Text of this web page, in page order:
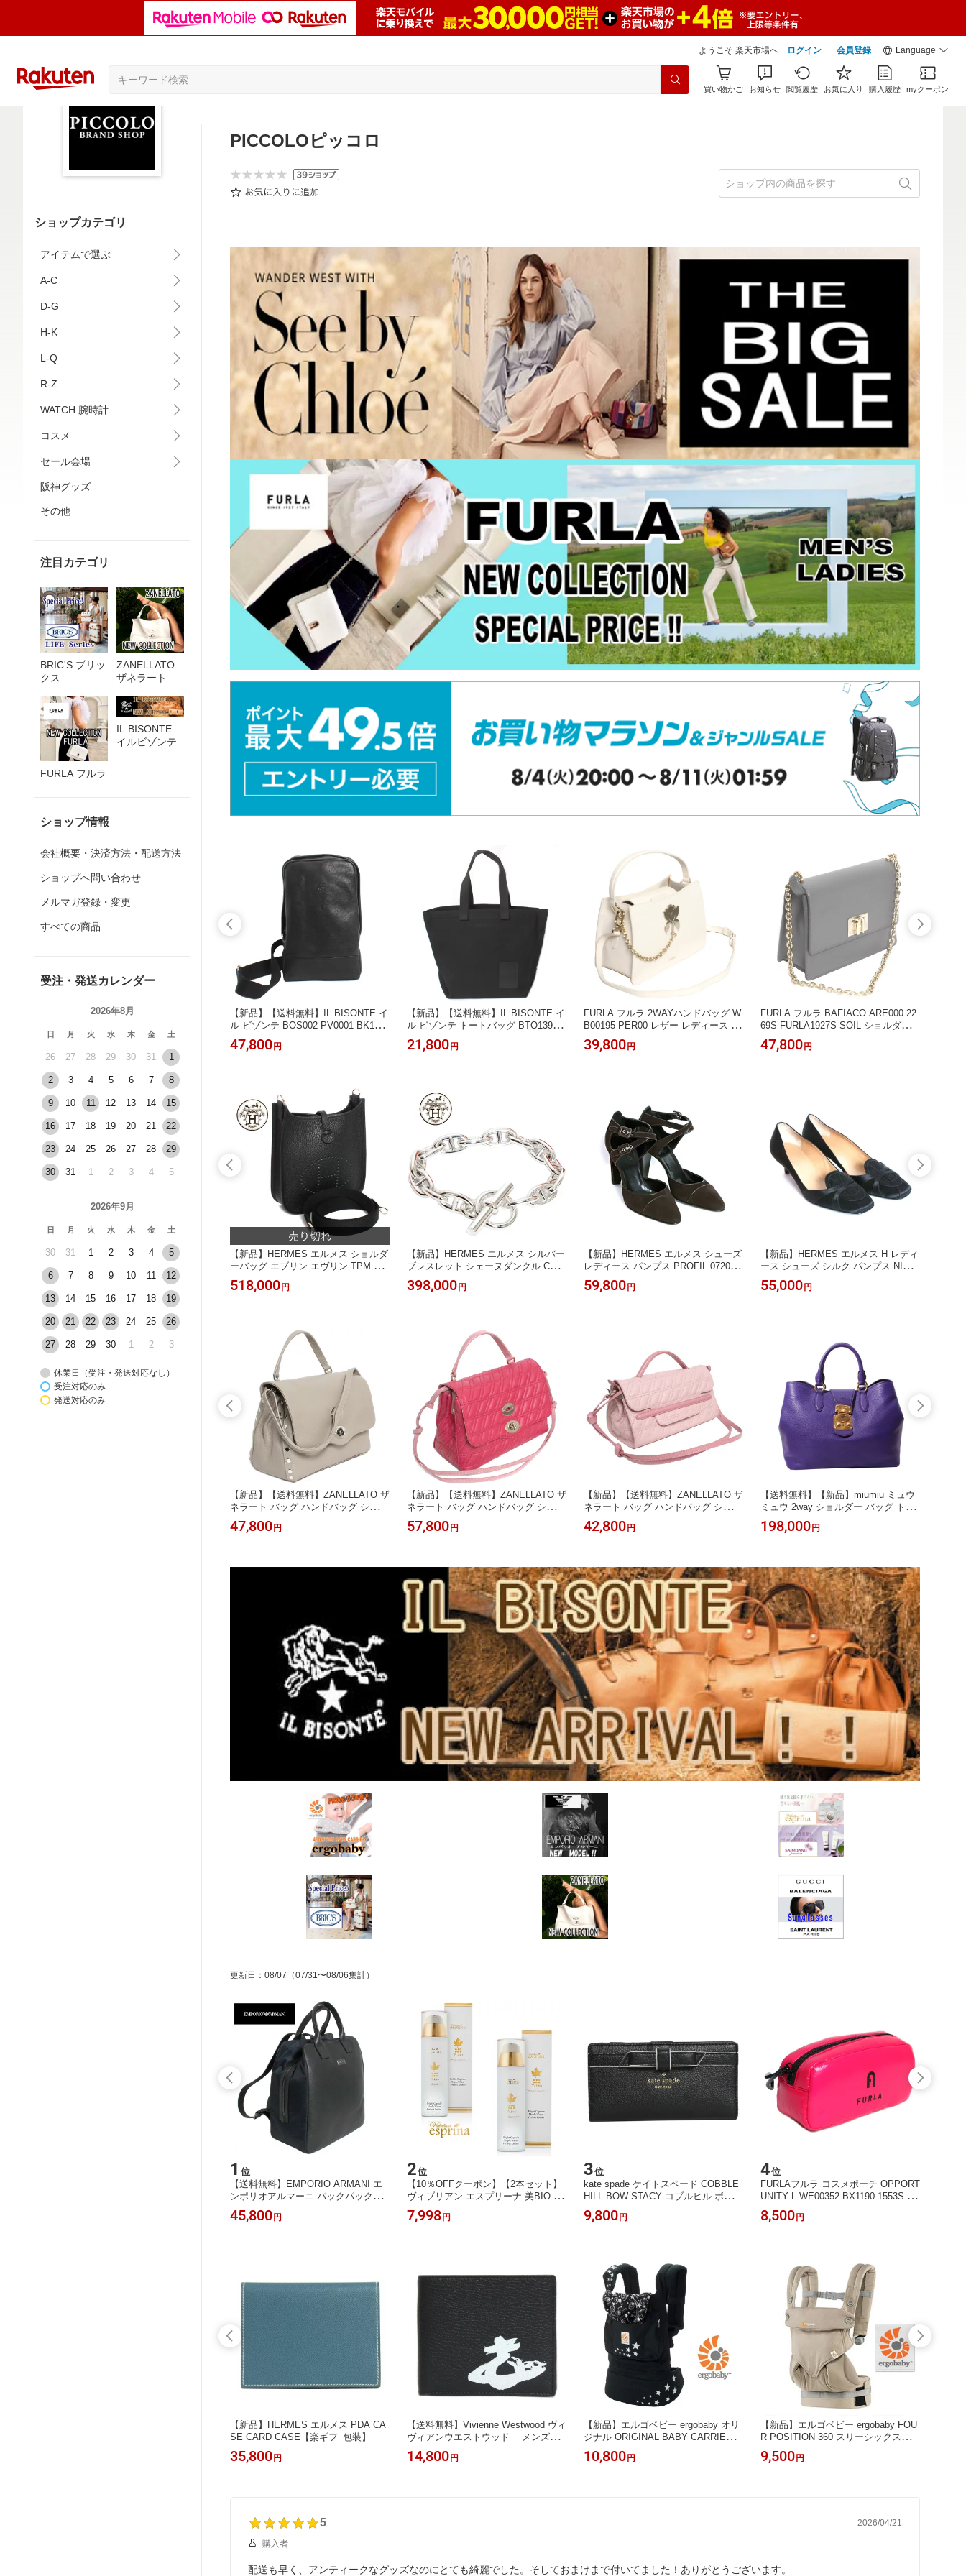
ようこそ 楽天市場へ ログイン 会員登録 Language
買い物かご お知らせ 閲覧履歴 お気に入り 購入履歴 myクーポン
ショップカテゴリ
アイテムで選ぶ
A-C
D-G
H-K
L-Q
R-Z
WATCH 腕時計
コスメ
セール会場
阪神グッズ
その他
注目カテゴリ
BRIC'S ブリッ
クス
ZANELLATO
ザネラート
FURLA フルラ
IL BISONTE
イルビゾンテ
ショップ情報
会社概要・決済方法・配送方法
ショップへ問い合わせ
メルマガ登録・変更
すべての商品
受注・発送カレンダー
2026年8月
日 月 火 水 木 金 土
26 27 28 29 30 31 1
2 3 4 5 6 7 8
9 10 11 12 13 14 15
16 17 18 19 20 21 22
23 24 25 26 27 28 29
30 31 1 2 3 4 5
2026年9月
日 月 火 水 木 金 土
30 31 1 2 3 4 5
6 7 8 9 10 11 12
13 14 15 16 17 18 19
20 21 22 23 24 25 26
27 28 29 30 1 2 3
休業日（受注・発送対応なし）
受注対応のみ
発送対応のみ
PICCOLOピッコロ
FURLA フルラ ショルダーバッグ ミ
196 TM100 レディース
14,800
【新品】【送料無料】IL BISONTE イ
ル ビゾンテ BOS002 PV0001 BK131
ボディバッグ ワンショルダーバッグ
ブラック
47,800 円
【新品】【送料無料】IL BISONTE イ
ル ビゾンテ トートバッグ BTO139 T
CVO09 BK263
21,800 円
FURLA フルラ 2WAYハンドバッグ W
B00195 PER00 レザー レディース FU
RLA TUBEROSA S PERGAMENA オ
フホワイト
39,800 円
FURLA フルラ BAFIACO ARE000 22
69S FURLA1927S SOIL ショルダーバ
ッグ
47,800 円
【新品】エルゴベビー オリジナル erg
obaby ORIGINAL BABY CARRIER ベ
ビーキャリア 抱っこ紐 BC25200NL A
USSIE KHAKI
9,500
【新品】HERMES エルメス ショルダ
ーバッグ エブリン エヴリン TPM BL
ACK トリヨンクレマンス
518,000 円
【新品】HERMES エルメス シルバー
ブレスレット シェーヌダンクル CHAI
NE DANCRE GM
398,000 円
【新品】HERMES エルメス シューズ
レディース パンプス PROFIL 072038
Z モカブラウン 靴
59,800 円
【新品】HERMES エルメス H レディ
ース シューズ シルク パンプス NIXE
NOIR ブラック フォーマル 靴
55,000 円
【新品】【送料無料】ZANELLATO ザ
ネラート バッグ ハンドバッグ ショル
ダーバッグ POSTINA ポスティーナ S
CRETA 6120 18 T7 グレージュ ニュ
47,800 円
【新品】【送料無料】ZANELLATO ザ
ネラート バッグ ハンドバッグ ショル
ダーバッグ POSTINA ポスティーナ S
ZETA ROSSORE 6377 ZZ 37
57,800 円
【新品】【送料無料】ZANELLATO ザ
ネラート バッグ ハンドバッグ ショル
ダーバッグ NINA S ZETA BABY 6661
ZZ 43
42,800 円
【送料無料】【新品】miumiu ミュウ
ミュウ 2way ショルダー バッグ トー
トバッグ VITELLO CARIBU RN0853-
VIOLA バイオレット/パープル
198,000 円
更新日 ： 08/07 （07/31〜08/06集計）
1 位
【送料無料】EMPORIO ARMANI エ
ンポリオアルマーニ バックパック・
リュックサック Y4O355 Y106J 83193
BLACK/NAVY ブラック ネイビー
45,800円
2位
【10％OFFクーポン】【2本セット】
ヴィブリアン エスプリーナ 美BIO ブ
ライト カプセル メープルウォーター
パーフェクトローション 200ml＜美容
7,998円
3位
kate spade ケイトスペード COBBLE
HILL BOW STACY コブルヒル ボウ
ステイシー 長財布 レディース PWRU
3942 001 BLACK ブラック【楽ギフ_
9,800円
4位
FURLAフルラ コスメポーチ OPPORT
UNITY L WE00352 BX1190 1553S NE
ON PINK
8,500円
【新品】HERMES エルメス PDA CA
SE CARD CASE【楽ギフ_包装】
35,800円
【送料無料】Vivienne Westwood ヴィ
ヴィアンウエストウッド メンズラ
イン 二つ折り財布 MELIH MAN BILL
FOLD 51120008 42029 N402 BLACK/
14,800円
【新品】エルゴベビー ergobaby オリ
ジナル ORIGINAL BABY CARRIER
ベビーキャリア 抱っこ紐 BCEPR001
NL NIGHT SKY
10,800円
【新品】エルゴベビー ergobaby FOU
R POSITION 360 スリーシックスティ
BABY CARRIER ベビーキャリア 抱
っこ紐 BC360ANEUTRAL MOONSTO
9,500円
5 2026/04/21
購入者
配送も早く、アンティークなグッズなのにとても綺麗でした。そしておまけまで付いてました！ありがとうございます。